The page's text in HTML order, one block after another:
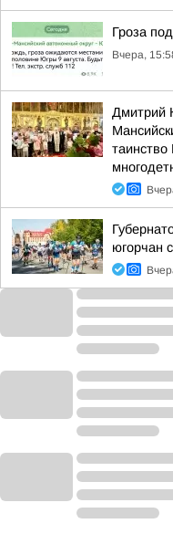
Гроза
Вчера,
Дмитрий
югорчан